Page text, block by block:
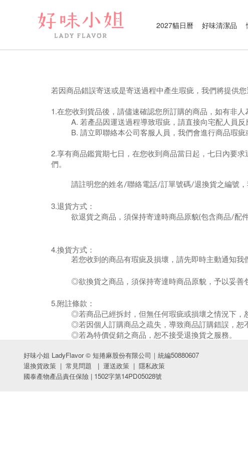
2027貓日曆 好味清潔品
若因商品錯誤寄送或是寄送過程中產生瑕疵，我們將提供您
1.在您收到貨品後，請儘速確認您所訂購的商品，如有非
A. 若產品因運送過程導致瑕疵，請直接向宅配人員反
B. 請立即聯絡本公司客服人員，我們會進行商品瑕
2.享有商品鑑賞期七日，在您收到商品當日起，七日內要
們。
請註明您的姓名/聯絡電話/訂單號碼/退換貨之編號
3.退貨方式：
欲退貨之商品，須保持寄達時商品原貌(包含商品/
4.換貨方式：
若您收到的商品有瑕疵及損壞，請先即時主動通知我
◎欲換貨之商品，須保持寄達時商品原貌，予以妥善
5.附註條款：
◎若商品已經拆封，但無任何瑕疵或損壞之情況下，
◎若因個人訂購商品之疏失，導致商品訂購錯誤，恕
◎若為特價促銷之商品，恕不接受退換貨之服務。
好味小姐 LadyFlavor © 短捲麻股份有限公司｜統編50880607
退換貨政策 | 常見問題 | 運送政策 | 隱私政策
國泰產物產品責任保險 | 1502字第14PD05028號